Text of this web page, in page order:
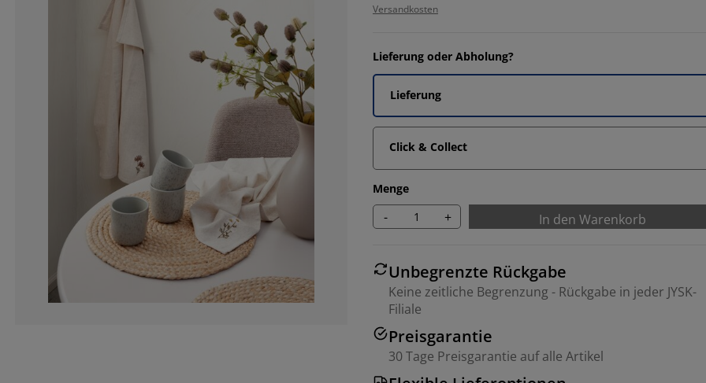
Versandkosten
Lieferung oder Abholung?
Lieferung
Click & Collect
Menge
- + In den Warenkorb
Unbegrenzte Rückgabe
Keine zeitliche Begrenzung - Rückgabe in jeder JYSK-
Filiale
Preisgarantie
30 Tage Preisgarantie auf alle Artikel